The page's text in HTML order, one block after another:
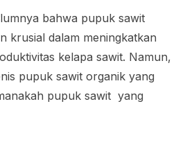
bahwa pupuk sawit
krusial dalam meningkatkan
kelapa sawit. Namun,
pupuk sawit organik yang
pupuk sawit yang